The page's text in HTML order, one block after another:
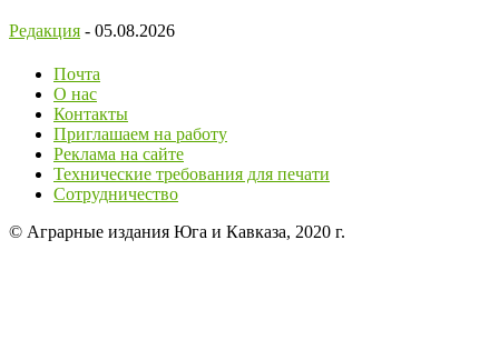
Редакция - 05.08.2026
Почта
О нас
Контакты
Приглашаем на работу
Реклама на сайте
Технические требования для печати
Сотрудничество
© Аграрные издания Юга и Кавказа, 2020 г.